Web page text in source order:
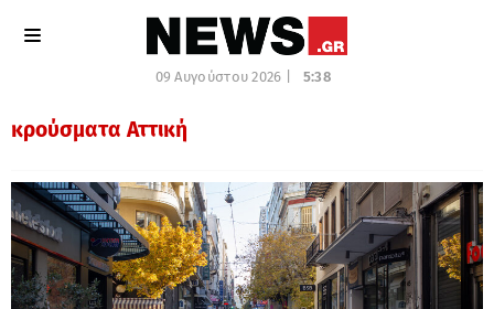
09 Αυγούστου 2026 | 5:38
κρούσματα Αττική